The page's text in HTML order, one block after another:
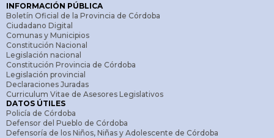
INFORMACIÓN PÚBLICA
Boletín Oficial de la Provincia de Córdoba
Ciudadano Digital
Comunas y Municipios
Constitución Nacional
Legislación nacional
Constitución Provincia de Córdoba
Legislación provincial
Declaraciones Juradas
Curriculum Vitae de Asesores Legislativos
DATOS ÚTILES
Policía de Córdoba
Defensor del Pueblo de Córdoba
Defensoría de los Niños, Niñas y Adolescente de Córdoba